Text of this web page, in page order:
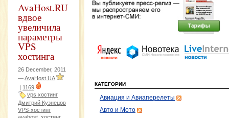
AvaHost.RU
вдвое
увеличила
параметры
VPS
хостинга
26 December, 2011
—AvaHost.UA
| 1169
vps хостинг
Дмитрий Кузнецов
VPS-хостинг
КАТЕГОРИИ
Авиация и Авиаперелеты
Авто и Мото